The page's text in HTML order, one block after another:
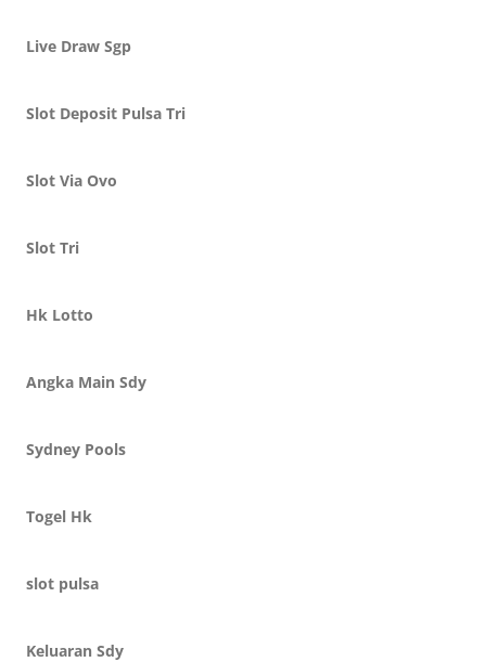
Live Draw Sgp
Slot Deposit Pulsa Tri
Slot Via Ovo
Slot Tri
Hk Lotto
Angka Main Sdy
Sydney Pools
Togel Hk
slot pulsa
Keluaran Sdy